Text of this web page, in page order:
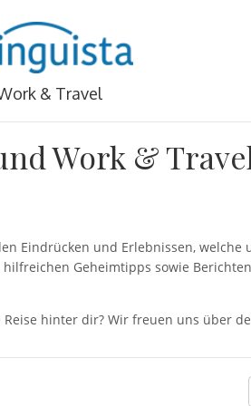
& Travel
Work &
Eindrücken und Erlebnissen,
Geheimtipps sowie
hinter dir? Wir freuen uns über